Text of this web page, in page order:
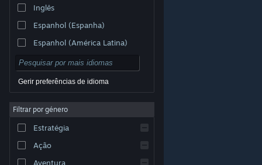
© Valve Corporation. Todos os direitos reservados.
respetivos proprietários nos E.U.A. e outros países.
Acessibilidade
Reembolsos|Cookies
Inglês
Espanhol (Espanha)
Espanhol (América Latina)
Gerir preferências de idioma
Filtrar por género
Estratégia
Ação
Aventura